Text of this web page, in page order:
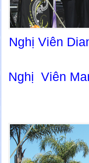
Nghị Viên
Nghị Viên